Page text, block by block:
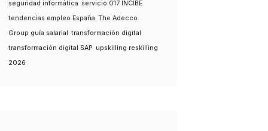
seguridad informática servicio 017 INCIBE
tendencias empleo España The Adecco
Group guía salarial transformación digital
transformación digital SAP upskilling reskilling
2026